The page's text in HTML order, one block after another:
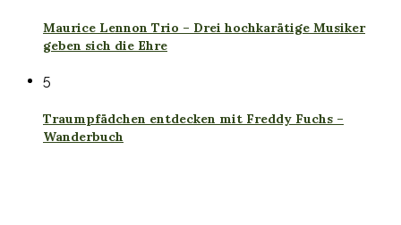
Maurice Lennon Trio – Drei hochkarätige Musiker
geben sich die Ehre
5
Traumpfädchen entdecken mit Freddy Fuchs –
Wanderbuch